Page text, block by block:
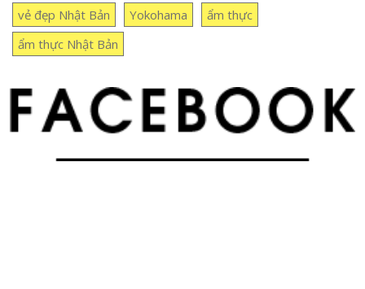
vẻ đẹp Nhật Bản
Yokohama
ẩm thực
ẩm thực Nhật Bản